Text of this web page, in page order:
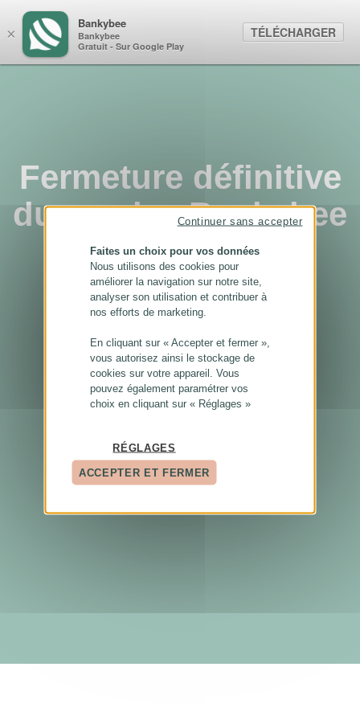
Fermeture définitive
du service Bankybee
...
×
Bankybee
Bankybee
Gratuit - Sur Google Play
TÉLÉCHARGER
Faites un choix pour vos données
Nous utilisons des cookies pour
améliorer la navigation sur notre site,
analyser son utilisation et contribuer à
nos efforts de marketing.
En cliquant sur « Accepter et fermer »,
vous autorisez ainsi le stockage de
cookies sur votre appareil. Vous
pouvez également paramétrer vos
choix en cliquant sur « Réglages »
RÉGLAGES
ACCEPTER ET FERMER
Continuer sans accepter